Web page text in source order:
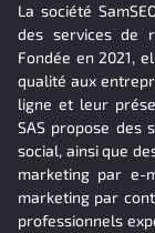
La société
des services de
Fondée en 2021,
qualité aux
ligne et leur
SAS propose des
social, ainsi que
marketing par e-
marketing par
professionnels